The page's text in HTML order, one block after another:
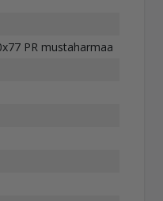
PR mustaharmaa